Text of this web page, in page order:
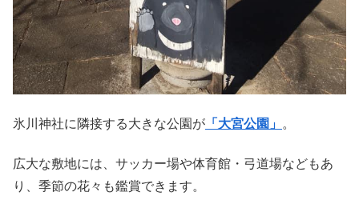
氷川神社に隣接する大きな公園が 「大宮公園」 。
広大な敷地には、サッカー場や体育館・弓道場などもあ
り、季節の花々も鑑賞できます。